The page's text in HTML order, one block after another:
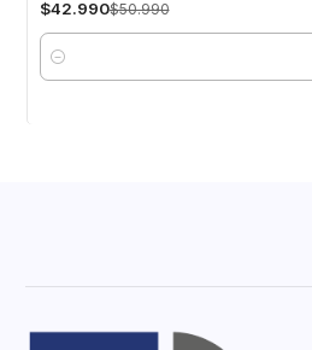
$42.990$50.990
Cantidad